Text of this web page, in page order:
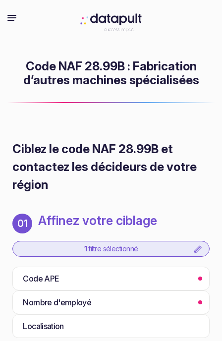
Code NAF 28.99B : Fabrication
d’autres machines spécialisées
Ciblez le code NAF 28.99B et
contactez les décideurs de votre
région
01 Affinez votre ciblage
1 filtre sélectionné
Code APE
Nombre d'employé
Localisation